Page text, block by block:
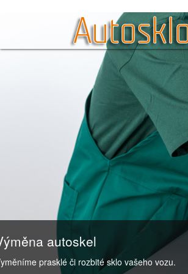
Výměna autoskel
Vyměníme prasklé či rozbité sklo vašeho vozu.